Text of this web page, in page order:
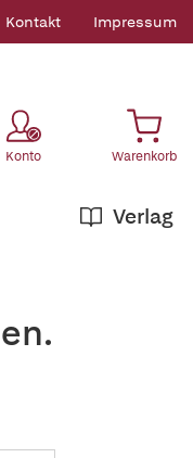
Kontakt Impressum
Konto Warenkorb
Verlag